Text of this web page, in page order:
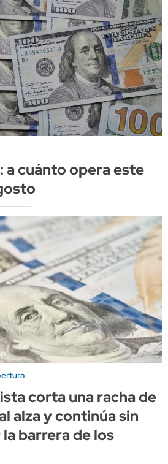
a cuánto opera este
corta una racha de
alza y continúa sin
barrera de los